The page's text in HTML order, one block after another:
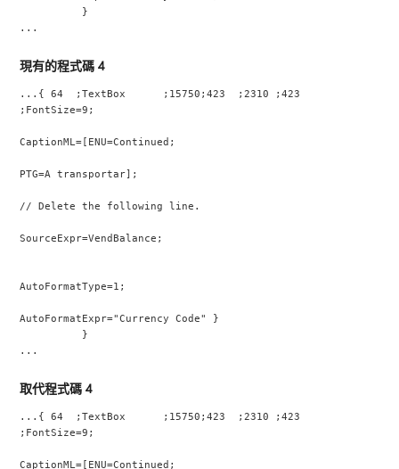
          }
...
現有的程式碼 4
...{ 64  ;TextBox      ;15750;423  ;2310 ;423
;FontSize=9;
CaptionML=[ENU=Continued;
PTG=A transportar];
// Delete the following line.
SourceExpr=VendBalance;
AutoFormatType=1;
AutoFormatExpr="Currency Code" }
          }
...
取代程式碼 4
...{ 64  ;TextBox      ;15750;423  ;2310 ;423
;FontSize=9;
CaptionML=[ENU=Continued;